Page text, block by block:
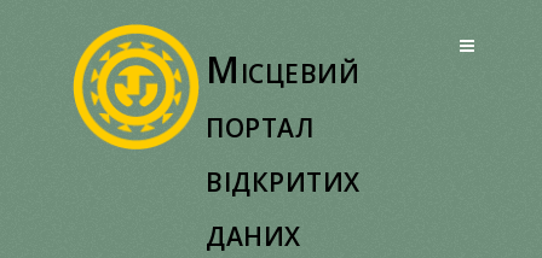
Місцевий
портал
відкритих
даних